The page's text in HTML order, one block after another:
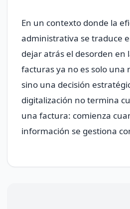
En un contexto donde la
administrativa se traduce
dejar atrás el desorden en
facturas ya no es solo una
sino una decisión
digitalización no termina
una factura: comienza
información se gestiona